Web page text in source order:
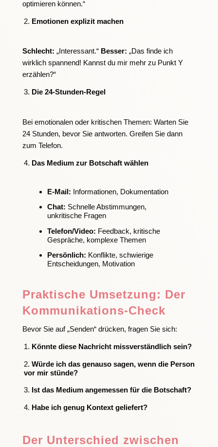
optimieren können.“
Emotionen explizit machen
Schlecht: „Interessant.“ Besser: „Das finde ich
wirklich spannend! Kannst du mir mehr zu Punkt Y
erzählen?“
Die 24-Stunden-Regel
Bei emotionalen oder kritischen Themen: Warten Sie
24 Stunden, bevor Sie antworten. Greifen Sie dann
zum Telefon.
Das Medium zur Botschaft wählen
E-Mail: Informationen, Dokumentation
Chat: Schnelle Abstimmungen,
unkritische Fragen
Telefon/Video: Feedback, kritische
Gespräche, komplexe Themen
Persönlich: Konflikte, schwierige
Entscheidungen, Motivation
Praktische Umsetzung: Der
Kommunikations-Check
Bevor Sie auf „Senden“ drücken, fragen Sie sich:
Könnte diese Nachricht missverständlich sein?
Würde ich das genauso sagen, wenn die Person
vor mir stünde?
Ist das Medium angemessen für die Botschaft?
Habe ich genug Kontext geliefert?
Der Unterschied zwischen